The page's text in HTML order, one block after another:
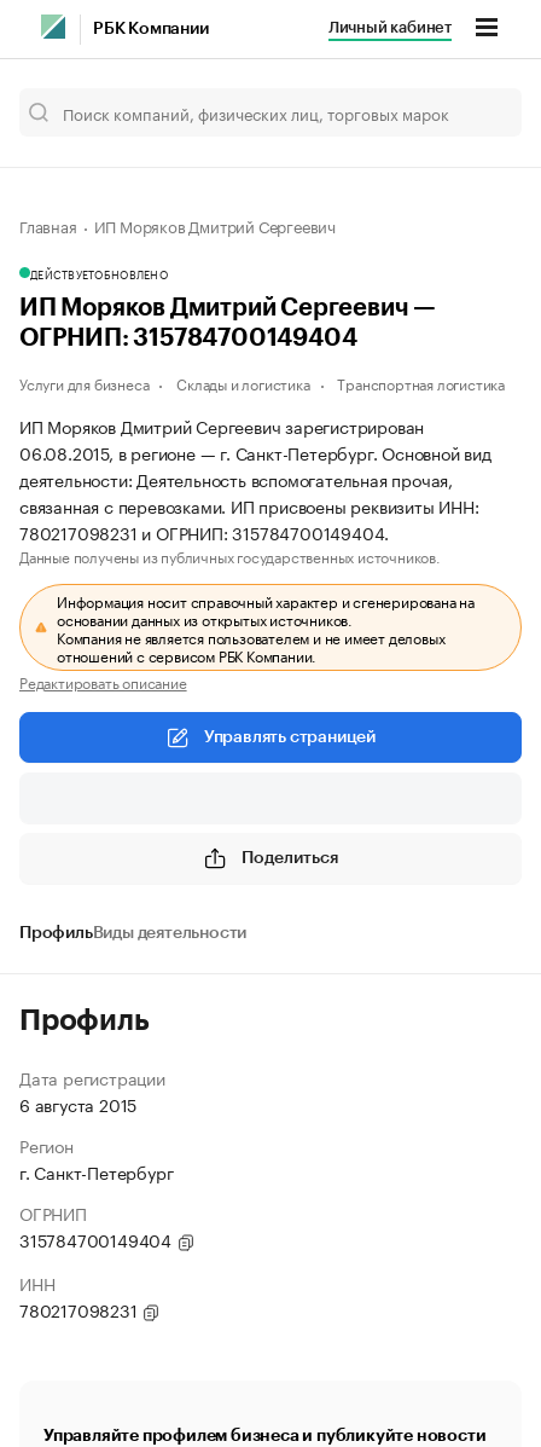
РБК Компании Личный кабинет
Главная ИП Моряков Дмитрий Сергеевич
ДЕЙСТВУЕТОБНОВЛЕНО
ИП Моряков Дмитрий Сергеевич —
ОГРНИП: 315784700149404
Услуги для бизнеса Склады и логистика Транспортная логистика
ИП Моряков Дмитрий Сергеевич зарегистрирован
06.08.2015, в регионе — г. Санкт-Петербург. Основной вид
деятельности: Деятельность вспомогательная прочая,
связанная с перевозками. ИП присвоены реквизиты ИНН:
780217098231 и ОГРНИП: 315784700149404.
Данные получены из публичных государственных источников.
Информация носит справочный характер и сгенерирована на
основании данных из открытых источников.
Компания не является пользователем и не имеет деловых
отношений с сервисом РБК Компании.
Редактировать описание
Управлять страницей
Поделиться
ПрофильВиды деятельности
Профиль
Дата регистрации
6 августа 2015
Регион
г. Санкт-Петербург
ОГРНИП
315784700149404
ИНН
780217098231
Управляйте профилем бизнеса и публикуйте новости